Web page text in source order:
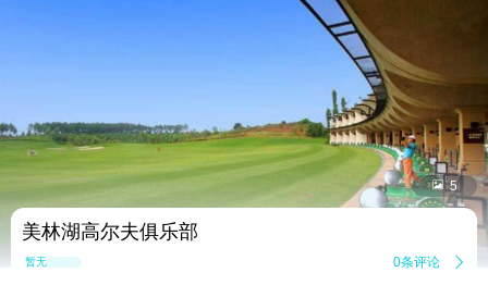
 5
美林湖高尔夫俱乐部
暂无点评 0条评论 